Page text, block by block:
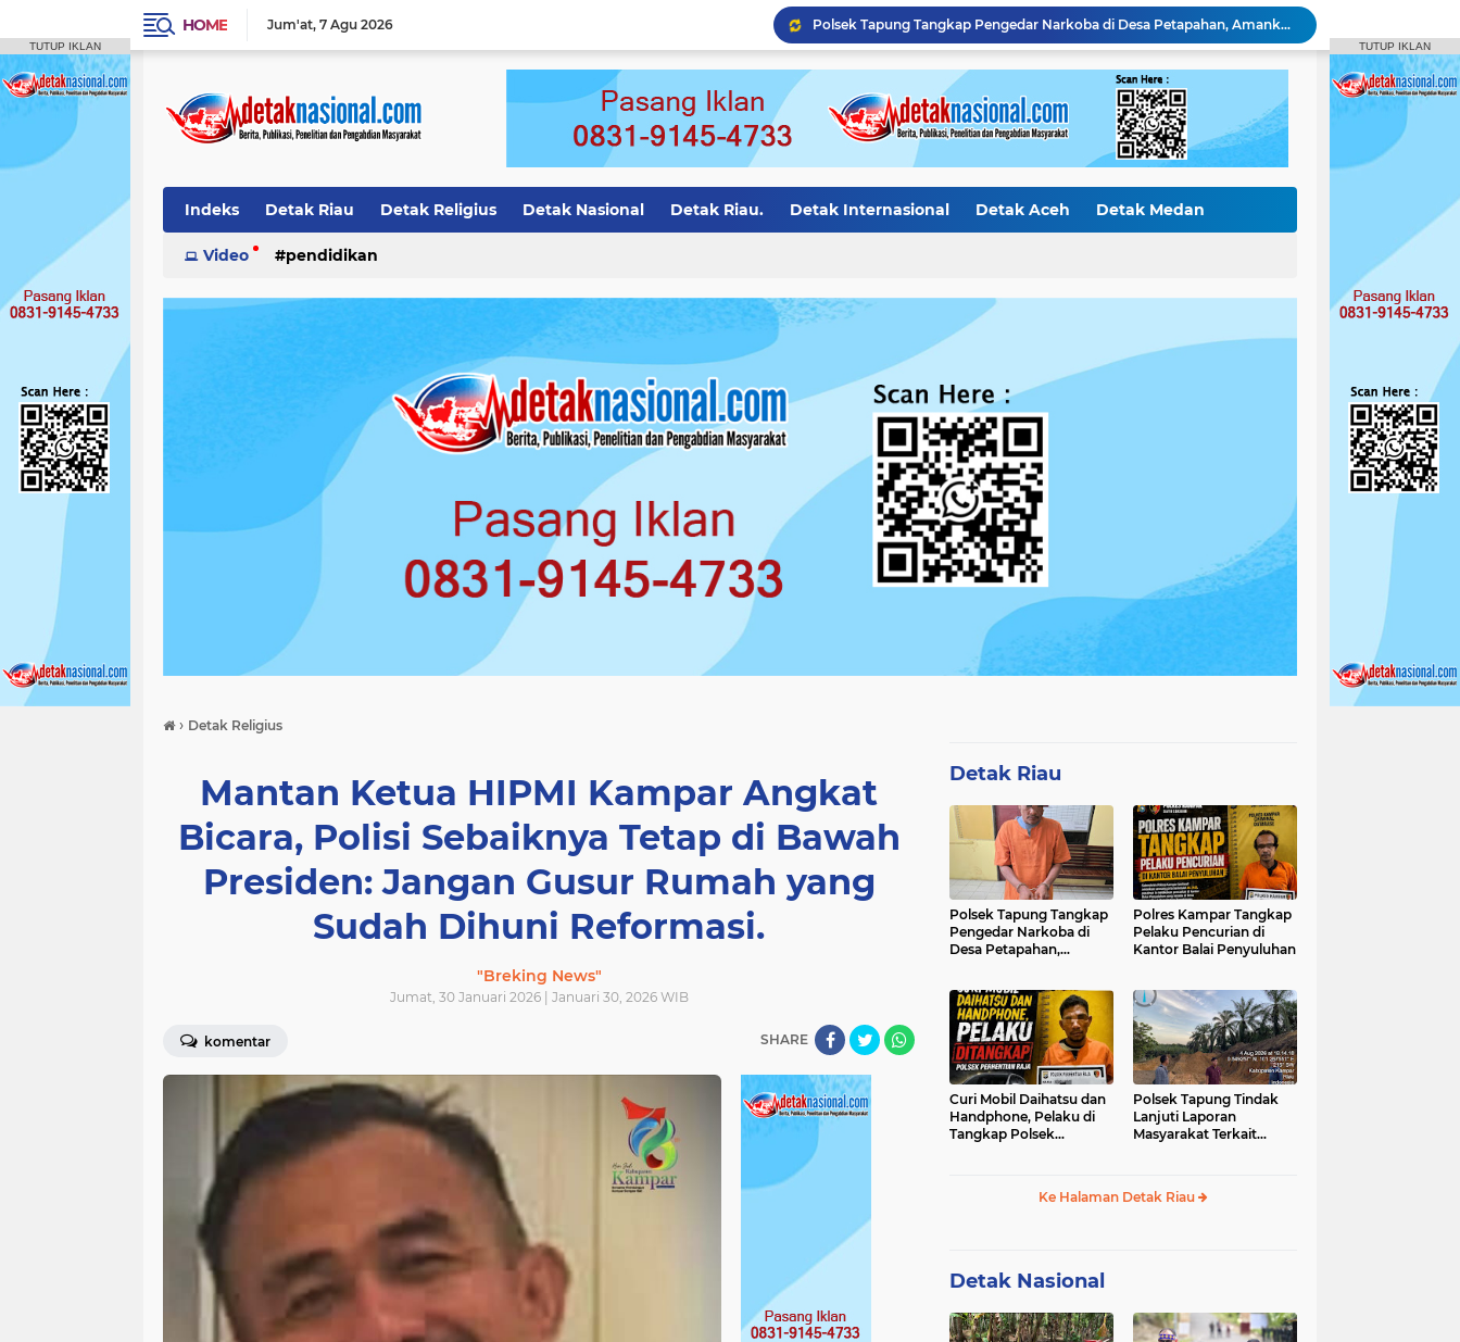
HOME Jum'at 7 Agu 2026
Polsek Tapung Tangkap Pengedar Narkoba di Desa Petapahan, Amankan 11.30 Gram sabu-sabu
Polres Kampar Serahkan Jembatan Merah Putih Presisi Hasil Renovasi ke Warga Pulau Jambu Kuok
Polres Kampar Tangkap Pelaku Pencurian di Kantor Balai Penyuluhan
Curi Mobil Daihatsu dan Handphone, Pelaku di Tangkap Polsek Perhentian Raja
Polsek Tapung Tindak Lanjuti Laporan Masyarakat Terkait Penambangan Ilegal di Desa Bencah Kelubi
Polsek XIII Koto Kampar Tangkap Pengedar Narkoba di Desa Gunung Bungsu
Indeks Detak Riau Detak Religius Detak Nasional Detak Riau. Detak Internasional Detak Aceh Detak Medan
Pendidikan Detak Opini
Publikasi Ilmiah Siak Detak Nasion
Video pendidikan
› Detak Religius
Mantan Ketua HIPMI Kampar Angkat
Bicara, Polisi Sebaiknya Tetap di Bawah
Presiden: Jangan Gusur Rumah yang
Sudah Dihuni Reformasi.
"Breking News"
Jumat, 30 Januari 2026 | Januari 30, 2026 WIB
komentar SHARE
Detak Riau
Polsek Tapung Tangkap
Pengedar Narkoba di
Desa Petapahan,
Polres Kampar Tangkap
Pelaku Pencurian di
Kantor Balai Penyuluhan
Curi Mobil Daihatsu dan
Handphone, Pelaku di
Tangkap Polsek
Polsek Tapung Tindak
Lanjuti Laporan
Masyarakat Terkait
Ke Halaman Detak Riau
Detak Nasional
TUTUP IKLAN TUTUP IKLAN